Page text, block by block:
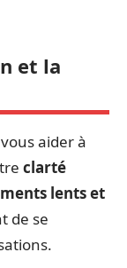
et la
aider à
clarté
lents et
de se